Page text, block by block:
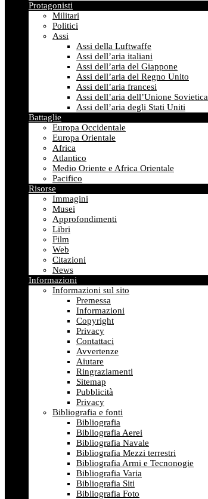
Protagonisti
Militari
Politici
Assi
Assi della Luftwaffe
Assi dell’aria italiani
Assi dell’aria del Giappone
Assi dell’aria del Regno Unito
Assi dell’aria francesi
Assi dell’aria dell’Unione Sovietica
Assi dell’aria degli Stati Uniti
Battaglie
Europa Occidentale
Europa Orientale
Africa
Atlantico
Medio Oriente e Africa Orientale
Pacifico
Risorse
Immagini
Musei
Approfondimenti
Libri
Film
Web
Citazioni
News
Informazioni
Informazioni sul sito
Premessa
Informazioni
Copyright
Privacy
Contattaci
Avvertenze
Aiutare
Ringraziamenti
Sitemap
Pubblicità
Privacy
Bibliografia e fonti
Bibliografia
Bibliografia Aerei
Bibliografia Navale
Bibliografia Mezzi terrestri
Bibliografia Armi e Tecnonogie
Bibliografia Varia
Bibliografia Siti
Bibliografia Foto